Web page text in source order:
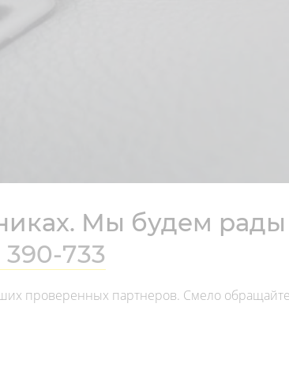
Мы будем рады
390-733
проверенных партнеров. Смело